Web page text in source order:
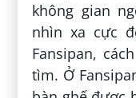
không gian
nhìn xa cực
Fansipan,
tìm. Ở